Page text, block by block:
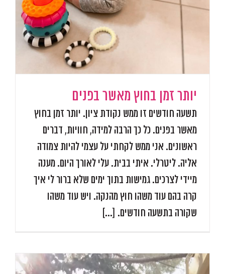
יותר זמן בחוץ מאשר בפנים
תשעה חודשים זו ממש נקודת ציון. יותר זמן בחוץ
מאשר בפנים. כל כך הרבה למידה, חוויות, דברים
ראשונים. אני ממש לקחתי על עצמי להיות צמודה
אליה. ליטרלי. איתי בבית. עלי לאורך היום. מענה
מיידי לצרכים. גמישות בתוך ימים שלא ברור לי איך
קרה בהם עוד משהו חוץ מהנקה. ויש עוד משהו
שקורה בתשעה חודשים. [...]